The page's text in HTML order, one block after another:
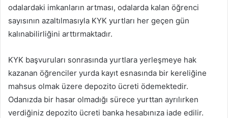
odalardaki imkanların artması, odalarda kalan öğrenci
sayısının azaltılmasıyla KYK yurtları her geçen gün
kalınabilirliğini arttırmaktadır.
KYK başvuruları sonrasında yurtlara yerleşmeye hak
kazanan öğrenciler yurda kayıt esnasında bir kereliğine
mahsus olmak üzere depozito ücreti ödemektedir.
Odanızda bir hasar olmadığı sürece yurttan ayrılırken
verdiğiniz depozito ücreti banka hesabınıza iade edilir.